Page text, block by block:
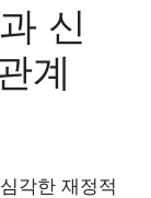
신
계
각한 재정적